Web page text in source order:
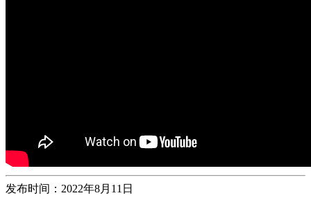
发布时间：2022年8月11日